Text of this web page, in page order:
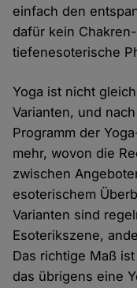
einfach den
dafür kein
tiefenesoterische
Yoga ist nicht
Varianten, und
Programm der
mehr, wovon die
zwischen
esoterischem
Varianten sind
Esoterikszene,
Das richtige Maß
das übrigens eine